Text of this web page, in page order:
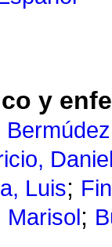
y
Luis;
;